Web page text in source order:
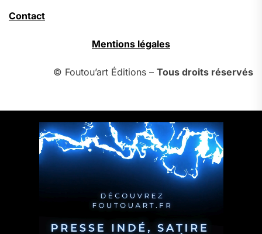
Contact
Mentions légales
© Foutou’art Éditions – Tous droits réservés